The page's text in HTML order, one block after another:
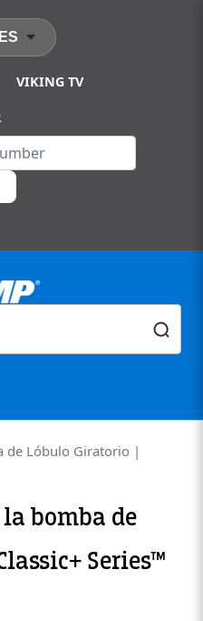
VIKING TV
ES
de Lóbulo Giratorio |
bomba de
Series™